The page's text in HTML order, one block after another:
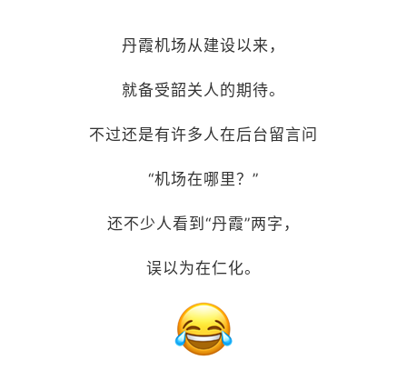
丹霞机场从建设以来，
就备受韶关人的期待。
不过还是有许多人在后台留言问
“机场在哪里？”
还不少人看到“丹霞”两字，
误以为在仁化。